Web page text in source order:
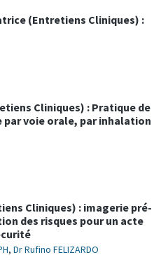
(Entretiens Cliniques) :
Cliniques) : Pratique de
voie orale, par inhalation
Cliniques) : imagerie pré-
des risques pour un acte
, Dr Rufino FELIZARDO